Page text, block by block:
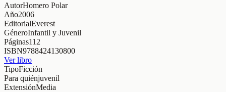
AutorHomero Polar
Año2006
EditorialEverest
GéneroInfantil y Juvenil
Páginas112
ISBN9788424130800
Ver libro
TipoFicción
Para quiénjuvenil
ExtensiónMedia